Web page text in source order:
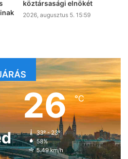
köztársasági elnökét
2026, augusztus 5. 15:59
26℃
33º - 23º
58%
5.49 km/h